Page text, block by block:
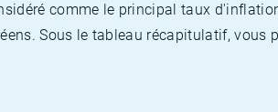
comme le principal taux
Sous le tableau récapitulatif,